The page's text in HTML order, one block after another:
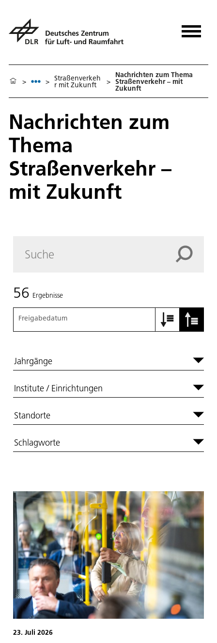
> > Straßenverkeh
r mit Zukunft >
Nachrichten zum Thema
Straßenverkehr – mit
Zukunft
Nachrichten zum
Thema
Straßenverkehr –
mit Zukunft
56 Ergebnisse
Freigabedatum
Jahrgänge
Institute / Einrichtungen
Standorte
Schlagworte
23. Juli 2026